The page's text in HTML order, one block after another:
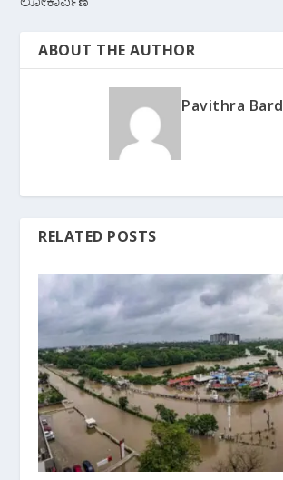
ABOUT THE AUTHOR
Pavithra
RELATED POSTS